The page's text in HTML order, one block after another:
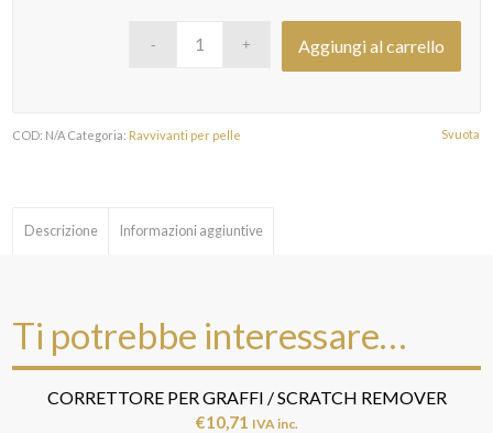
Svuota
Aggiungi al carrello
COD: N/A Categoria: Ravvivanti per pelle
Descrizione Informazioni aggiuntive
Ti potrebbe interessare…
CORRETTORE PER GRAFFI / SCRATCH REMOVER
€10,71 IVA inc.